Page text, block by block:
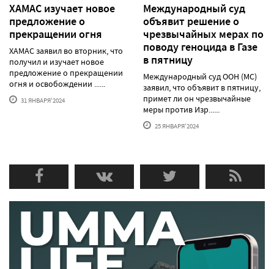
ХАМАС изучает новое
предложение о
прекращении огня
ХАМАС заявил во вторник, что
получил и изучает новое
предложение о прекращении
огня и освобождении ......
31 ЯНВАРЯ'2024
Международный суд
объявит решение о
чрезвычайных мерах по
поводу геноцида в Газе
в пятницу
Международный суд ООН (МС)
заявил, что объявит в пятницу,
примет ли он чрезвычайные
меры против Изр......
25 ЯНВАРЯ'2024